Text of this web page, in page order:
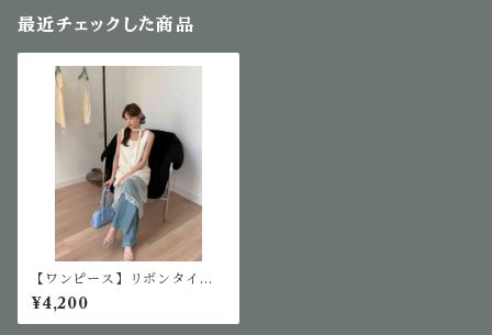
最近チェックした商品
【ワンピース】リボンタイノ
ースリーブワンピース
¥4,200